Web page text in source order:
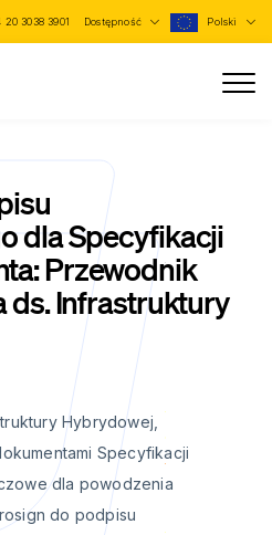
20 3038 3901 Dostępność Polski
dla Specyfikacji
Przewodnik
ds. Infrastruktury
Hybrydowej,
Specyfikacji
dla powodzenia
do podpisu